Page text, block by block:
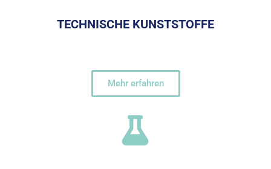
TECHNISCHE KUNSTSTOFFE
Mehr erfahren